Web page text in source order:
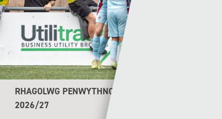
RHAGOLWG PENWYTHNOS CYMRU PREMIER
2026/27